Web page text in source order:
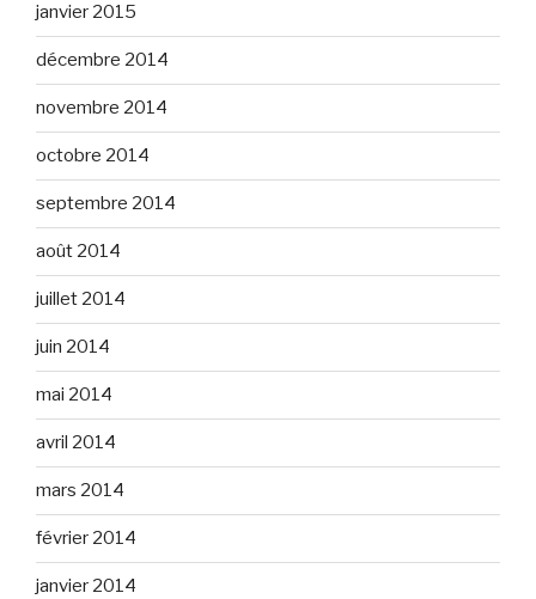
janvier 2015
décembre 2014
novembre 2014
octobre 2014
septembre 2014
août 2014
juillet 2014
juin 2014
mai 2014
avril 2014
mars 2014
février 2014
janvier 2014